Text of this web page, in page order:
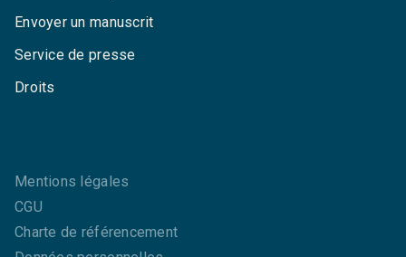
Envoyer un manuscrit
Service de presse
Droits
Mentions légales
CGU
Charte de référencement